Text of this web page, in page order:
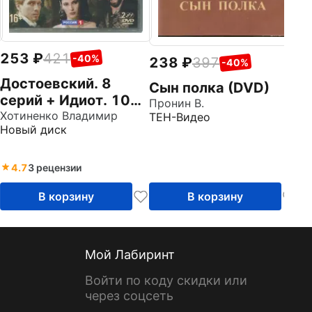
253 421 -40%
Достоевский. 8
серий + Идиот. 10
серий (2DVD)
Хотиненко Владимир
Новый диск
4.73 рецензии
В корзину
238 397 -40%
Сын полка (DVD)
Пронин В.
ТЕН-Видео
В корзину
Мой Лабиринт
Войти по коду скидки или
через соцсеть